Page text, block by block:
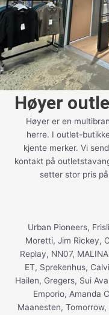
Høyer
Høyer er en
herre. I outlet-
kjente merker. Vi
kontakt på
setter stor pris
Urban Pioneers,
Moretti, Jim Rickey,
Replay, NN07,
ET, Sprekenhus,
Hailen, Gregers, Sui
Emporio, Amanda
Maanesten,